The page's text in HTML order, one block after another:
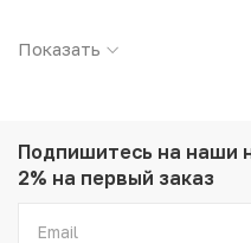
Страна: Российская
Металл: Медь
Вес: 3.22 г
Тираж: 50.000.000
Показать
Подпишитесь на наши
2% на первый заказ